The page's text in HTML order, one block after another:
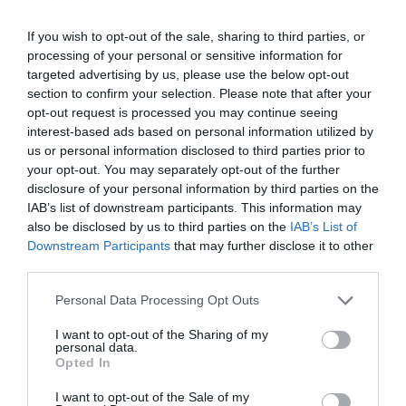
If you wish to opt-out of the sale, sharing to third parties, or
processing of your personal or sensitive information for
targeted advertising by us, please use the below opt-out
section to confirm your selection. Please note that after your
opt-out request is processed you may continue seeing
interest-based ads based on personal information utilized by
us or personal information disclosed to third parties prior to
your opt-out. You may separately opt-out of the further
disclosure of your personal information by third parties on the
IAB’s list of downstream participants. This information may
also be disclosed by us to third parties on the IAB’s List of
Downstream Participants that may further disclose it to other
Please note that this website/app uses one or more Google
not limited to your visit or usage behaviour. You may click to
grant or deny consent to Google and its third-party tags to
use your data for below specified purposes in below Google
consent section.
Personal Data Processing Opt Outs
I want to opt-out of the Sharing of my
personal data.
Opted In
I want to opt-out of the Sale of my
debrecen
munkaerő